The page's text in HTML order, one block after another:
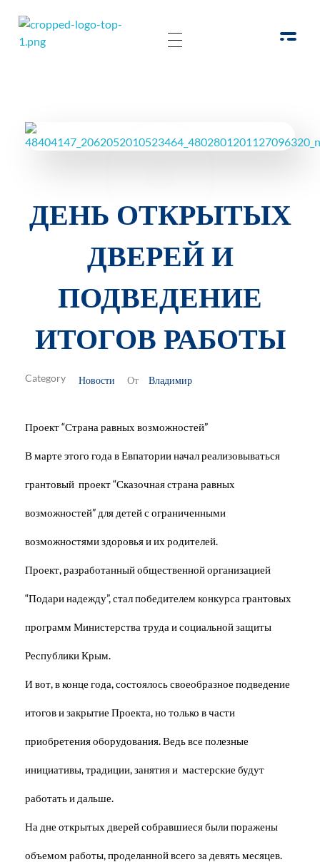
ДЕНЬ ОТКРЫТЫХ
ДВЕРЕЙ И
ПОДВЕДЕНИЕ
ИТОГОВ РАБОТЫ
От Владимир
Новости
Проект “Страна равных возможностей”
В марте этого года в Евпатории начал реализовываться
грантовый проект “Сказочная страна равных
возможностей” для детей с ограниченными
возможностями здоровья и их родителей.
Проект, разработанный общественной организацией
“Подари надежду”, стал победителем конкурса грантовых
программ Министерства труда и социальной защиты
Республики Крым.
И вот, в конце года, состоялось своеобразное подведение
итогов и закрытие Проекта, но только в части
приобретения оборудования. Ведь все полезные
инициативы, традиции, занятия и мастерские будут
работать и дальше.
На дне открытых дверей собравшиеся были поражены
объемом работы, проделанной всего за девять месяцев.